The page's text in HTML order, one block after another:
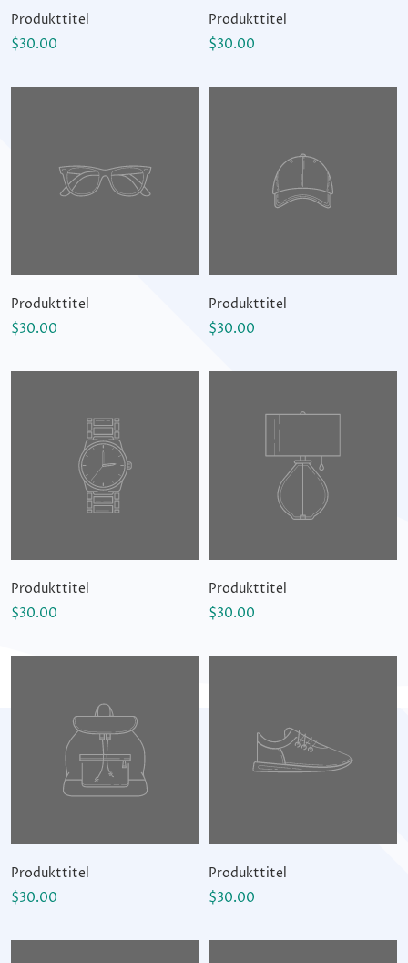
Produkttitel
$30.00
Produkttitel
$30.00
Produkttitel
$30.00
Produkttitel
$30.00
Produkttitel
$30.00
Produkttitel
$30.00
Produkttitel
$30.00
Produkttitel
$30.00